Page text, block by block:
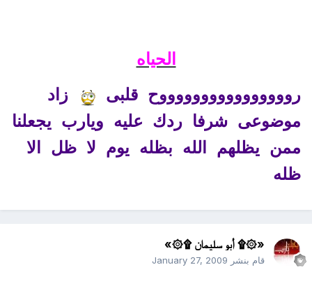
الحياه
رووووووووووووووووح قلبى
زاد
موضوعى شرفا ردك عليه ويارب يجعلنا
ممن يظلهم الله بظله يوم لا ظل الا
ظله
«۞۩ أبو سليمان ۩۞»
قام بنشر January 27, 2009